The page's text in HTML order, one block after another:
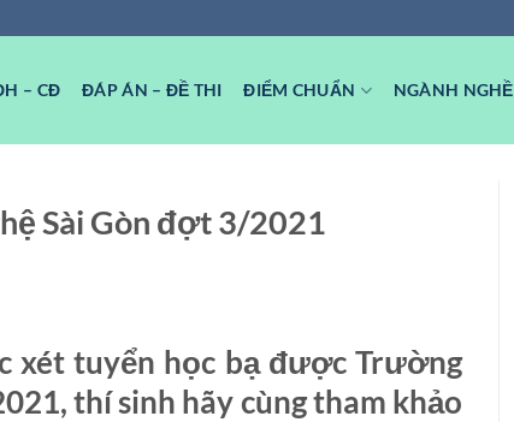
– CĐ ĐÁP ÁN – ĐỀ THI ĐIỂM CHUẨN NGÀNH NGHỀ
Sài Gòn đợt 3/2021
xét tuyển học bạ được Trường
thí sinh hãy cùng tham khảo